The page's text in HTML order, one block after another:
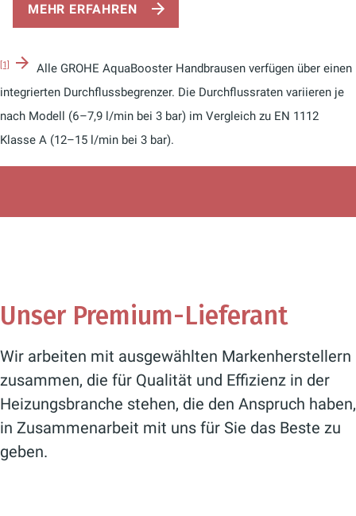
MEHR ERFAHREN
[1]
Alle GROHE AquaBooster Handbrausen verfügen über einen
integrierten Durchflussbegrenzer. Die Durchflussraten variieren je
nach Modell (6–7,9 l/min bei 3 bar) im Vergleich zu EN 1112
Klasse A (12–15 l/min bei 3 bar).
Unser Premium-Lieferant
Wir arbeiten mit ausgewählten Markenherstellern
zusammen, die für Qualität und Effizienz in der
Heizungsbranche stehen, die den Anspruch haben,
in Zusammenarbeit mit uns für Sie das Beste zu
geben.